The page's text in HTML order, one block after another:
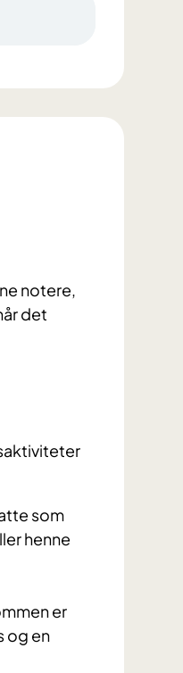
notere,
det
som
henne
er
og en